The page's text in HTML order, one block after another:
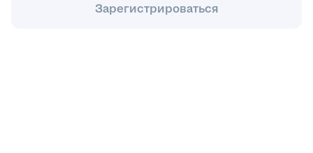
Зарегистрироваться